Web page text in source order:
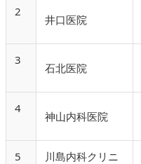
2
井口医院
3
石北医院
4
神山内科医院
5
川島内科クリニ